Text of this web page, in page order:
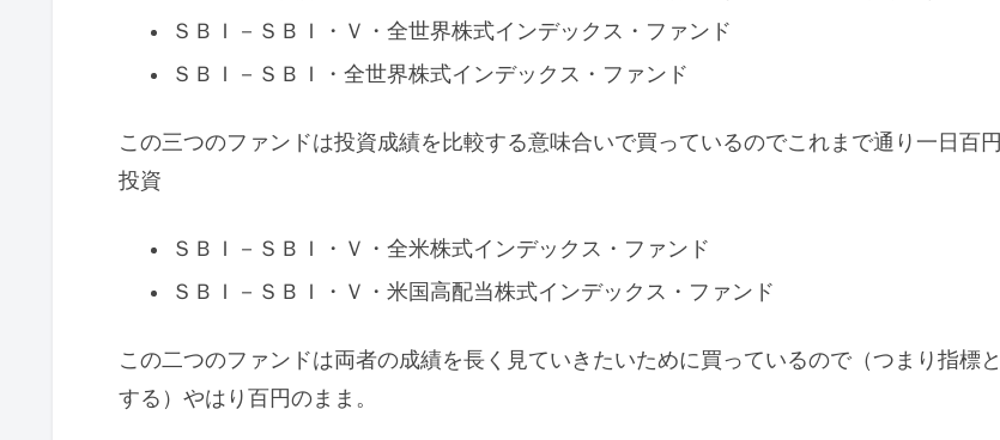
ＳＢＩ－ＳＢＩ・Ｖ・全世界株式インデックス・ファンド
ＳＢＩ－ＳＢＩ・全世界株式インデックス・ファンド
この三つのファンドは投資成績を比較する意味合いで買っているのでこれまで通り一日百円
投資
ＳＢＩ－ＳＢＩ・Ｖ・全米株式インデックス・ファンド
ＳＢＩ－ＳＢＩ・Ｖ・米国高配当株式インデックス・ファンド
この二つのファンドは両者の成績を長く見ていきたいために買っているので（つまり指標と
する）やはり百円のまま。